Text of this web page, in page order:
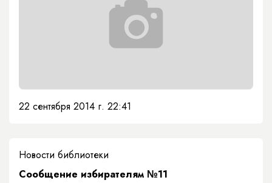
22 сентября 2014 г. 22:41
Новости библиотеки
Сообщение избирателям №11